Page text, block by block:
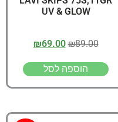
UV & GLOW
₪89.00
₪69.00
הוספה לסל